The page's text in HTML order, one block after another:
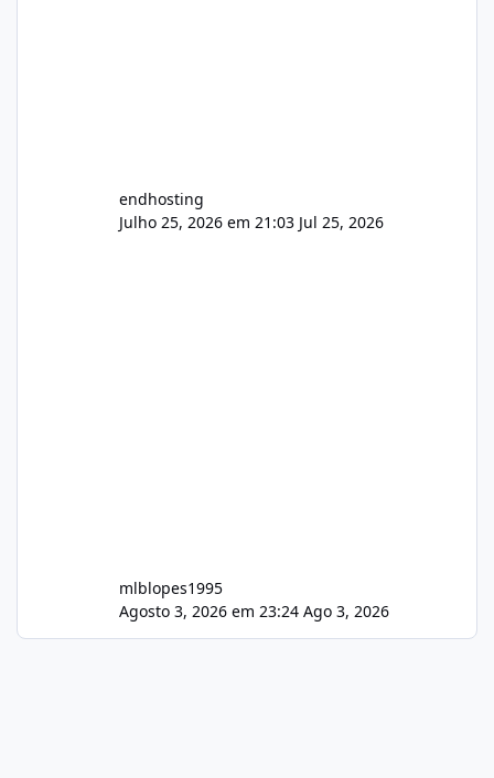
endhosting
Julho 25, 2026 em 21:03 Jul 25, 2026
mlblopes1995
Agosto 3, 2026 em 23:24 Ago 3, 2026